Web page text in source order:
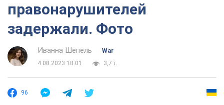
правонарушителей
задержали. Фото
Иванна Шепель
War
4.08.2023 18:01
3,7 т.
96